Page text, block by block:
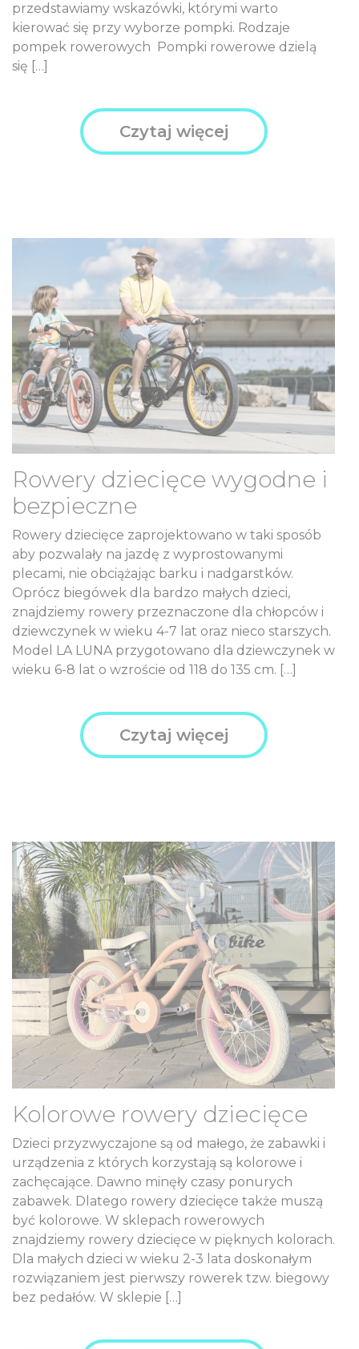
przedstawiamy wskazówki, którymi warto
kierować się przy wyborze pompki. Rodzaje
pompek rowerowych Pompki rowerowe dzielą
się […]
Czytaj więcej
Rowery dziecięce wygodne i
bezpieczne
Rowery dziecięce zaprojektowano w taki sposób
aby pozwalały na jazdę z wyprostowanymi
plecami, nie obciążając barku i nadgarstków.
Oprócz biegówek dla bardzo małych dzieci,
znajdziemy rowery przeznaczone dla chłopców i
dziewczynek w wieku 4-7 lat oraz nieco starszych.
Model LA LUNA przygotowano dla dziewczynek w
wieku 6-8 lat o wzroście od 118 do 135 cm. […]
Czytaj więcej
Kolorowe rowery dziecięce
Dzieci przyzwyczajone są od małego, że zabawki i
urządzenia z których korzystają są kolorowe i
zachęcające. Dawno minęły czasy ponurych
zabawek. Dlatego rowery dziecięce także muszą
być kolorowe. W sklepach rowerowych
znajdziemy rowery dziecięce w pięknych kolorach.
Dla małych dzieci w wieku 2-3 lata doskonałym
rozwiązaniem jest pierwszy rowerek tzw. biegowy
bez pedałów. W sklepie […]